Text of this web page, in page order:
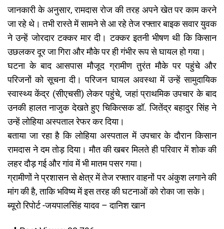
जानकारी के अनुसार, रामदास रोज की तरह अपने खेत पर काम करने
जा रहे थे। तभी रास्ते में सामने से आ रहे तेज रफ्तार बाइक सवार युवक
ने उन्हें जोरदार टक्कर मार दी। टक्कर इतनी भीषण थी कि किसान
उछलकर दूर जा गिरा और मौके पर ही गंभीर रूप से घायल हो गया।
घटना के बाद आसपास मौजूद ग्रामीण तुरंत मौके पर पहुंचे और
परिजनों को सूचना दी। परिजन घायल अवस्था में उन्हें सामुदायिक
स्वास्थ्य केंद्र (सीएचसी) लेकर पहुंचे, जहां प्राथमिक उपचार के बाद
उनकी हालत नाजुक देखते हुए चिकित्सक डॉ. जितेंद्र बहादुर सिंह ने
उन्हें लोहिया अस्पताल रेफर कर दिया।
बताया जा रहा है कि लोहिया अस्पताल में उपचार के दौरान किसान
रामदास ने दम तोड़ दिया। मौत की खबर मिलते ही परिवार में शोक की
लहर दौड़ गई और गांव में भी मातम पसर गया।
ग्रामीणों ने प्रशासन से क्षेत्र में तेज रफ्तार वाहनों पर अंकुश लगाने की
मांग की है, ताकि भविष्य में इस तरह की घटनाओं को रोका जा सके।
ब्यूरो रिपोर्ट -जयपालसिंह यादव – दानिश खान